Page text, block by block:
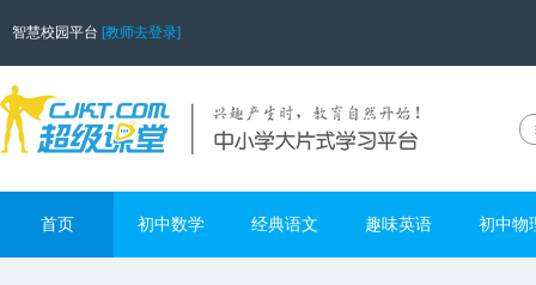
智慧校园平台 [教师去登录]
首页 初中数学 经典语文 趣味英语 初中物